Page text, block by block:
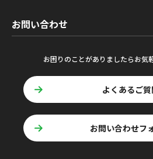
お問い合わせ
お困りのことがありましたらお気
よくあるご質
お問い合わせフ